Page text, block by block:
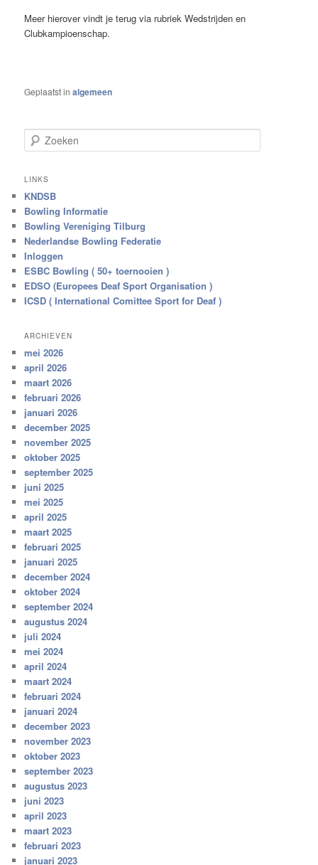
Meer hierover vindt je terug via rubriek Wedstrijden en
Clubkampioenschap.
Geplaatst in algemeen
o
k
n
LINKS
KNDSB
Bowling Informatie
Bowling Vereniging Tilburg
Nederlandse Bowling Federatie
Inloggen
ESBC Bowling ( 50+ toernooien )
EDSO (Europees Deaf Sport Organisation )
ICSD ( International Comittee Sport for Deaf )
ARCHIEVEN
mei 2026
april 2026
maart 2026
februari 2026
januari 2026
december 2025
november 2025
oktober 2025
september 2025
juni 2025
mei 2025
april 2025
maart 2025
februari 2025
januari 2025
december 2024
oktober 2024
september 2024
augustus 2024
juli 2024
mei 2024
april 2024
maart 2024
februari 2024
januari 2024
december 2023
november 2023
oktober 2023
september 2023
augustus 2023
juni 2023
april 2023
maart 2023
februari 2023
januari 2023